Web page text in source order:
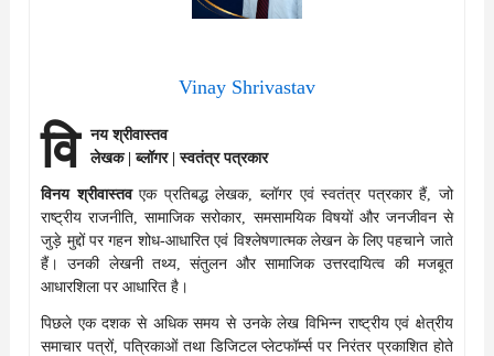
Vinay Shrivastav
वि
नय श्रीवास्तव
लेखक | ब्लॉगर | स्वतंत्र पत्रकार
विनय श्रीवास्तवएक प्रतिबद्ध लेखक, ब्लॉगर एवं स्वतंत्र पत्रकार हैं, जो
राष्ट्रीय राजनीति, सामाजिक सरोकार, समसामयिक विषयों और जनजीवन से
जुड़े मुद्दों पर गहन शोध-आधारित एवं विश्लेषणात्मक लेखन के लिए पहचाने जाते
हैं। उनकी लेखनी तथ्य, संतुलन और सामाजिक उत्तरदायित्व की मजबूत
आधारशिला पर आधारित है।
पिछले एक दशक से अधिक समय से उनके लेख विभिन्न राष्ट्रीय एवं क्षेत्रीय
समाचार पत्रों, पत्रिकाओं तथा डिजिटल प्लेटफॉर्म्स पर निरंतर प्रकाशित होते